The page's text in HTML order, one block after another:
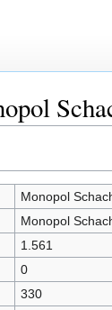
Monopol
Monopol
1.561
0
330